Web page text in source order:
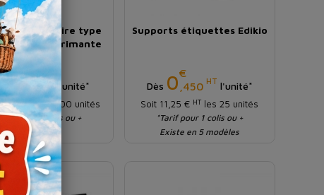
PVC noire type
pour imprimante
Edikio
Prix
0€
,257 HTl'unité*
€HTles 100 unités
pour 1 colis ou +
Supports étiquettes Edikio
Dès 0€
,450 HT l'unité*
Soit 11,25 € HT les 25 unités
*Tarif pour 1 colis ou +
Existe en 5 modèles